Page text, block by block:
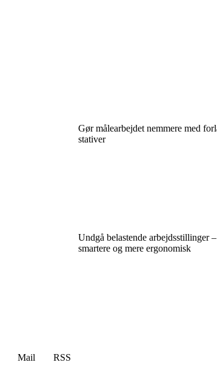
Gør målearbejdet nemmere med
stativer
Undgå belastende arbejdsstillinger
smartere og mere ergonomisk
Mail
RSS